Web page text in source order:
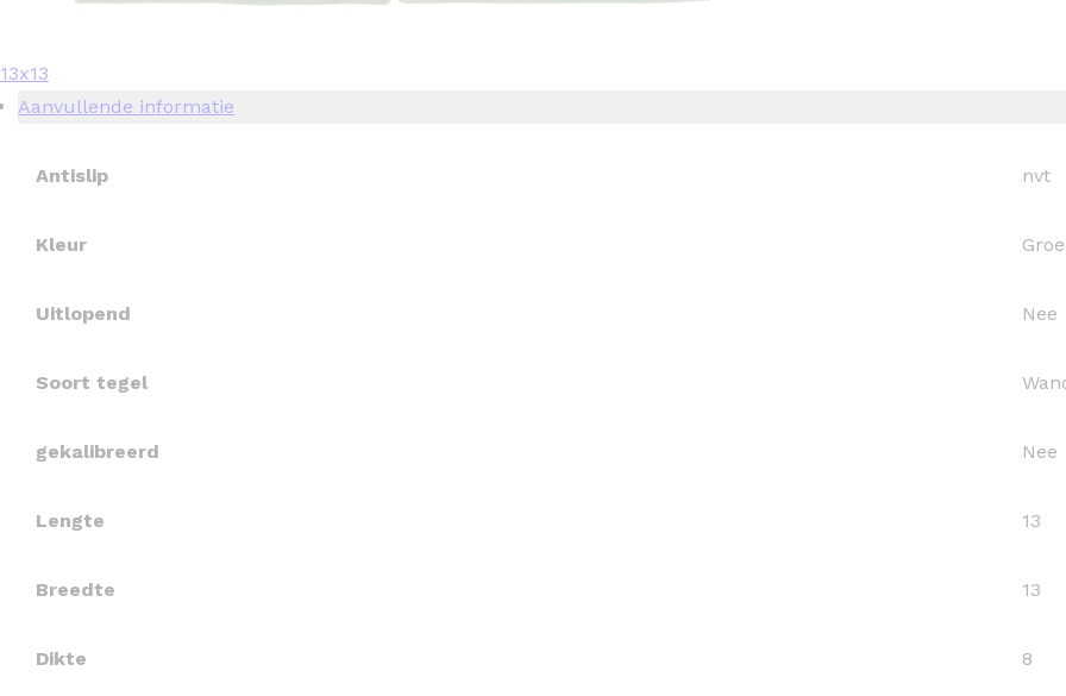
13x13
Aanvullende informatie
Antislip nvt
Kleur
Uitlopend Nee
Soort tegel
gekalibreerd Nee
Lengte 13
Breedte 13
Dikte 8